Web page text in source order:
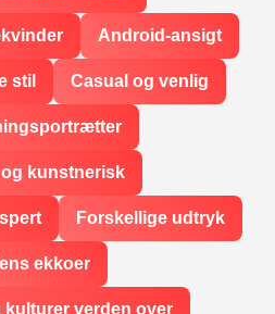
Android-ansigt
stil Casual og venlig
og kunstnerisk
Forskellige udtryk
ekkoer
kulturer verden over